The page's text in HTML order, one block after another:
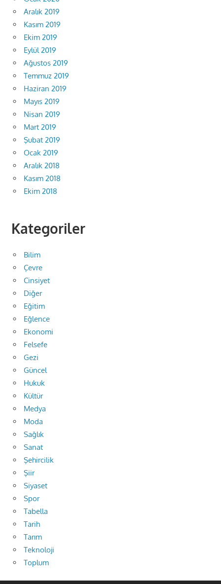
Aralık 2019
Kasım 2019
Ekim 2019
Eylül 2019
Ağustos 2019
Temmuz 2019
Haziran 2019
Mayıs 2019
Nisan 2019
Mart 2019
Şubat 2019
Ocak 2019
Aralık 2018
Kasım 2018
Ekim 2018
Kategoriler
Bilim
Çevre
Cinsiyet
Diğer
Eğitim
Eğlence
Ekonomi
Felsefe
Gezi
Güncel
Hukuk
Kültür
Medya
Moda
Sağlık
Sanat
Şehircilik
Şiir
Siyaset
Spor
Tabella
Tarih
Tarım
Teknoloji
Toplum